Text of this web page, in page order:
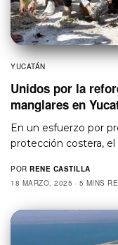
YUCATÁN
Unidos por la
manglares en
En un esfuerzo por
protección costera,
POR RENE CASTILLA
18 MARZO, 2025
5 MINS